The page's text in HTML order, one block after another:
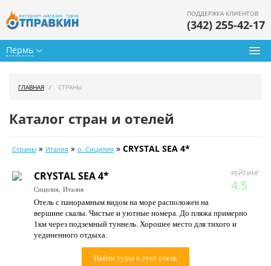
Пермь
ПОДДЕРЖКА КЛИЕНТОВ
(342) 255-42-17
Календарь туров
Цены дня
Страны
Как купить
ГЛАВНАЯ СТРАНЫ
Каталог стран и отелей
Страны » Италия » о. Сицилия » CRYSTAL SEA 4*
РЕЙТИНГ
4.5
CRYSTAL SEA 4*
Сицилия, Италия
Отель с панорамным видом на море расположен на
вершине скалы. Чистые и уютные номера. До пляжа примерно
1км через подземный туннель. Хорошее место для тихого и
уединенного отдыха.
Найти туры в этот отель